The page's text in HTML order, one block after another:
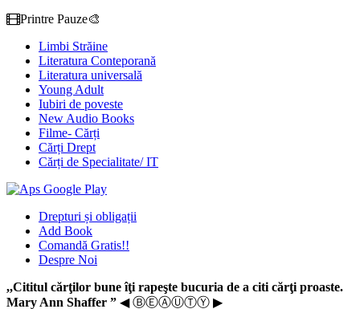
Printre Pauze🎨
Limbi Străine
Literatura Conteporană
Literatura universală
Young Adult
Iubiri de poveste
New Audio Books
Filme- Cărți
Cărți Drept
Cărți de Specialitate/ IT
Drepturi și obligații
Add Book
Comandă Gratis!!
Despre Noi
,,Cititul cărţilor bune îţi rapeşte bucuria de a citi cărţi proaste.
Mary Ann Shaffer ” ◀ ⒷⒺⒶⓊⓉⓎ ▶